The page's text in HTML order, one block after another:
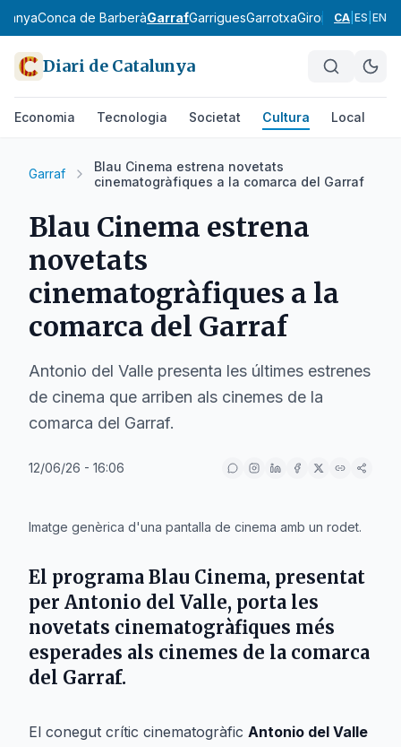
Conca de BarberàGarrafGarriguesGarrotxaGironèsLluçanès
CA ES EN
Diari de Catalunya
Economia Tecnologia Societat Cultura Local
Garraf
Blau Cinema estrena novetats
cinematogràfiques a la comarca del Garraf
Blau Cinema estrena
novetats
cinematogràfiques a la
comarca del Garraf
Antonio del Valle presenta les últimes estrenes
de cinema que arriben als cinemes de la
comarca del Garraf.
12/06/26 - 16:06
Imatge genèrica d'una pantalla de cinema amb un rodet.
El programa Blau Cinema, presentat
per Antonio del Valle, porta les
novetats cinematogràfiques més
esperades als cinemes de la comarca
del Garraf.
El conegut crític cinematogràfic Antonio del Valle